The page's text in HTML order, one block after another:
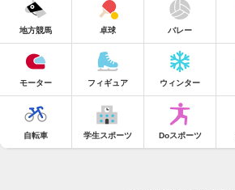
地方競馬 卓球 バレー
モーター フィギュア ウィンター
自転車 学生スポーツ Doスポーツ